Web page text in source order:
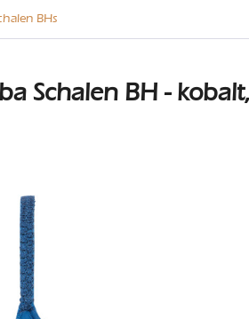
BHs
Schalen BH -